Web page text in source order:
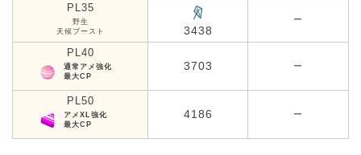
PL35
野生
天候ブースト
3438
ー
PL40
通常アメ強化
最大CP
3703 ー
PL50
アメXL強化
最大CP
4186 ー